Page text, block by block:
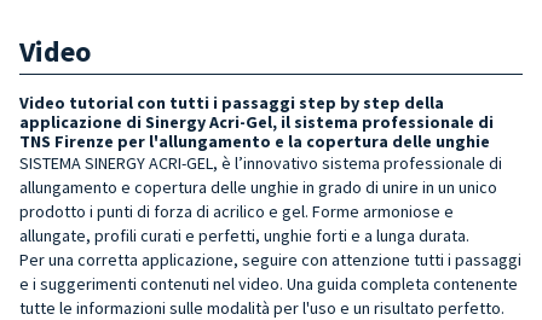
Video
Video tutorial con tutti i passaggi step by step della
applicazione di Sinergy Acri-Gel, il sistema professionale di
TNS Firenze per l'allungamento e la copertura delle unghie
SISTEMA SINERGY ACRI-GEL, è l’innovativo sistema professionale di
allungamento e copertura delle unghie in grado di unire in un unico
prodotto i punti di forza di acrilico e gel. Forme armoniose e
allungate, profili curati e perfetti, unghie forti e a lunga durata.
Per una corretta applicazione, seguire con attenzione tutti i passaggi
e i suggerimenti contenuti nel video. Una guida completa contenente
tutte le informazioni sulle modalità per l'uso e un risultato perfetto.